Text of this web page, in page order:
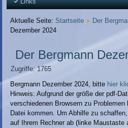
Aktuelle Seite: Startseite Der
Dezember 2024
Der Bergmann
Zugriffe: 1765
Bergmann Dezember 2024, bitte hier
Hinweis: Aufgrund der größe der pdf-
verschiedenen Browsern zu
Datei kommen. Um Abhilfe zu
auf Ihrem Rechner ab (linke Maustaste